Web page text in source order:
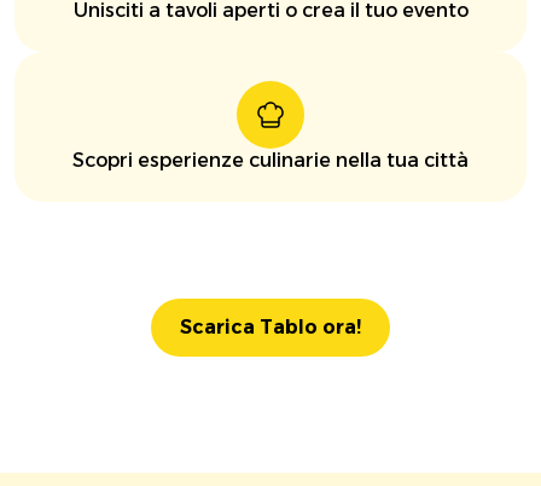
Unisciti a tavoli aperti o crea il tuo evento
Scopri esperienze culinarie nella tua città
Scarica Tablo ora!